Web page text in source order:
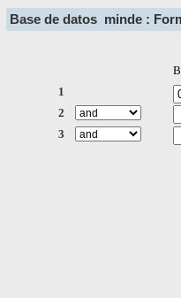
Base de datos minde :
1
2
3